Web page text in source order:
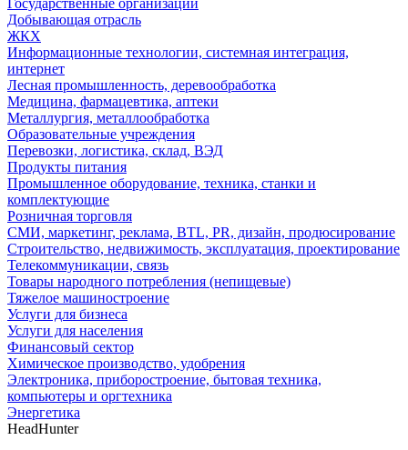
Добывающая отрасль
ЖКХ
Информационные технологии, системная интеграция,
интернет
Лесная промышленность, деревообработка
Медицина, фармацевтика, аптеки
Металлургия, металлообработка
Образовательные учреждения
Перевозки, логистика, склад, ВЭД
Продукты питания
Промышленное оборудование, техника, станки и
комплектующие
Розничная торговля
СМИ, маркетинг, реклама, BTL, PR, дизайн, продюсирование
Строительство, недвижимость, эксплуатация, проектирование
Телекоммуникации, связь
Товары народного потребления (непищевые)
Тяжелое машиностроение
Услуги для бизнеса
Услуги для населения
Финансовый сектор
Химическое производство, удобрения
Электроника, приборостроение, бытовая техника,
компьютеры и оргтехника
Энергетика
HeadHunter